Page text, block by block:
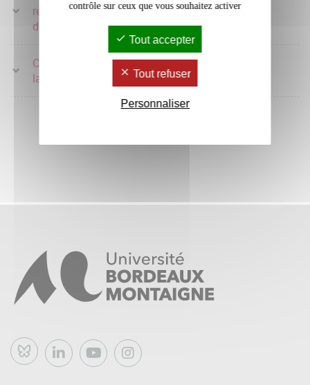
réflexive et initier le
développement
10 crédits
Communiquer dans une
langue étrangère
2 crédits
Bluesky
contrôle sur ceux que vous souhaitez activer
Tout accepter
Tout refuser
Personnaliser